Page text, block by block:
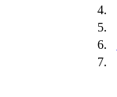
4.
5.
6.
7.